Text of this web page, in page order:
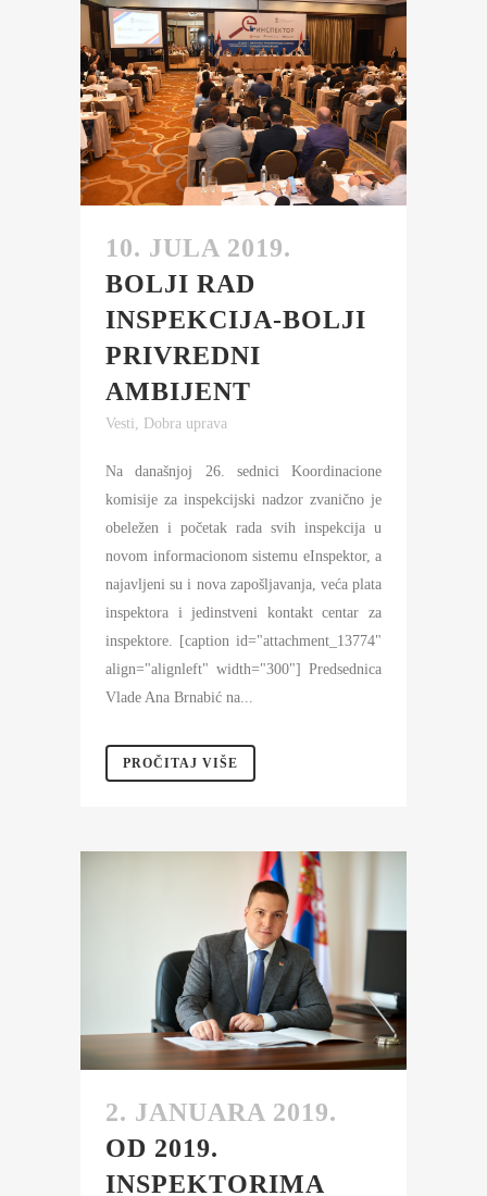
10. JULA 2019.
BOLJI RAD
INSPEKCIJA-BOLJI
PRIVREDNI
AMBIJENT
Vesti, Dobra uprava
Na današnjoj 26. sednici Koordinacione
komisije za inspekcijski nadzor zvanično je
obeležen i početak rada svih inspekcija u
novom informacionom sistemu eInspektor, a
najavljeni su i nova zapošljavanja, veća plata
inspektora i jedinstveni kontakt centar za
inspektore. [caption id="attachment_13774"
align="alignleft" width="300"] Predsednica
Vlade Ana Brnabić na...
PROČITAJ VIŠE
2. JANUARA 2019.
OD 2019.
INSPEKTORIMA